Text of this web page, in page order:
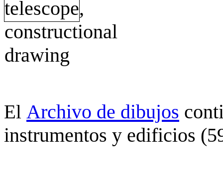
El Archivo de dibujos
instrumentos y edificios